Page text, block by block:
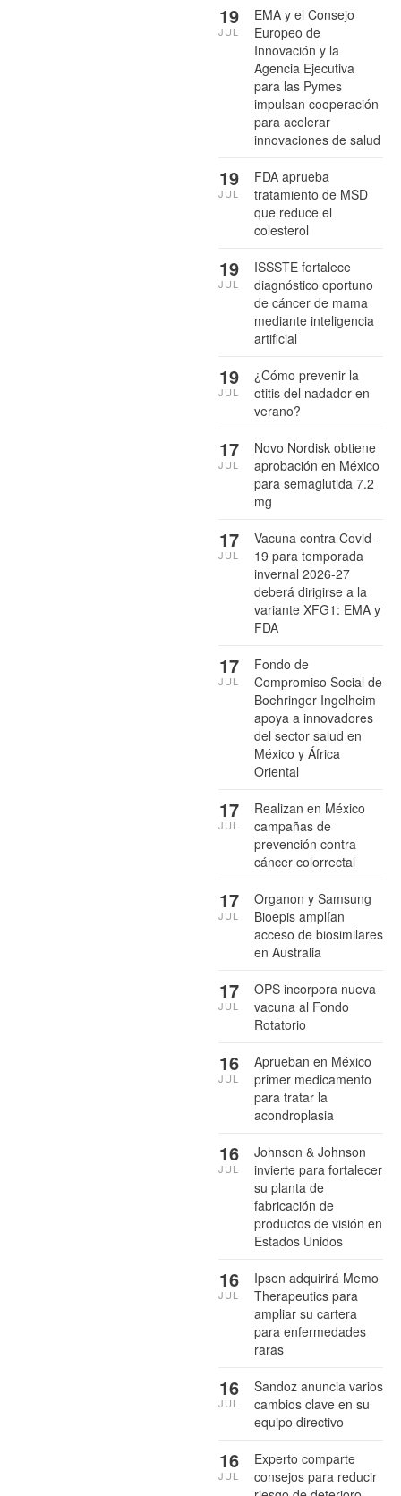
EMA y el Consejo
Europeo de
Innovación y la
Agencia Ejecutiva
para las Pymes
impulsan cooperación
para acelerar
innovaciones de salud
19
JUL
FDA aprueba
tratamiento de MSD
que reduce el
colesterol
19
JUL
ISSSTE fortalece
diagnóstico oportuno
de cáncer de mama
mediante inteligencia
artificial
19
JUL
¿Cómo prevenir la
otitis del nadador en
verano?
19
JUL
Novo Nordisk obtiene
aprobación en México
para semaglutida 7.2
mg
17
JUL
Vacuna contra Covid-
19 para temporada
invernal 2026-27
deberá dirigirse a la
variante XFG1: EMA y
FDA
17
JUL
Fondo de
Compromiso Social de
Boehringer Ingelheim
apoya a innovadores
del sector salud en
México y África
Oriental
17
JUL
Realizan en México
campañas de
prevención contra
cáncer colorrectal
17
JUL
Organon y Samsung
Bioepis amplían
acceso de biosimilares
en Australia
17
JUL
OPS incorpora nueva
vacuna al Fondo
Rotatorio
17
JUL
Aprueban en México
primer medicamento
para tratar la
acondroplasia
16
JUL
Johnson & Johnson
invierte para fortalecer
su planta de
fabricación de
productos de visión en
Estados Unidos
16
JUL
Ipsen adquirirá Memo
Therapeutics para
ampliar su cartera
para enfermedades
raras
16
JUL
Sandoz anuncia varios
cambios clave en su
equipo directivo
16
JUL
Experto comparte
consejos para reducir
16
JUL